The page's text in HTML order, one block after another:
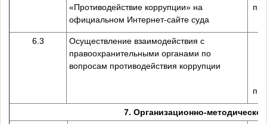
«Противодействие коррупции» на
официальном Интернет-сайте суда
6.3
Осуществление взаимодействия с
правоохранительными органами по
вопросам противодействия коррупции
7. Организационно-